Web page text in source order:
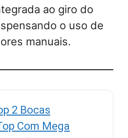
ao giro do
o uso de
manuais.